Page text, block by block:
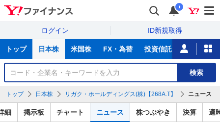
i
ログイン ID新規取得
サ
トップ 日本株 米国株 FX・為替 投資信託 ニュース
銘
検
索
検索
トップ 日本株 リガク・ホールディングス(株)【268A.T】 ニュース
細 掲示板 チャート ニュース 株つぶやき 決算 適